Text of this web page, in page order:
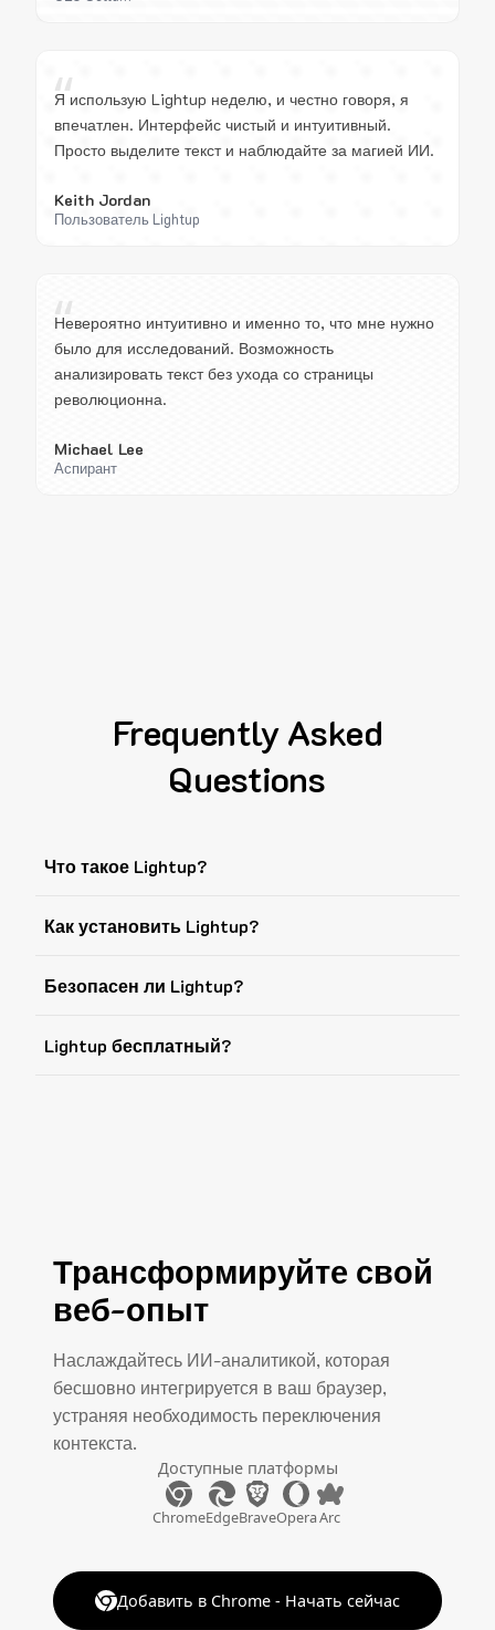
“
Я использую Lightup неделю, и честно говоря, я
впечатлен. Интерфейс чистый и интуитивный.
Просто выделите текст и наблюдайте за магией ИИ.
Keith Jordan
Пользователь Lightup
“
Невероятно интуитивно и именно то, что мне нужно
было для исследований. Возможность
анализировать текст без ухода со страницы
революционна.
Michael Lee
Аспирант
Frequently Asked
Questions
Что такое Lightup?
Как установить Lightup?
Безопасен ли Lightup?
Lightup бесплатный?
Трансформируйте свой
веб-опыт
Наслаждайтесь ИИ-аналитикой, которая
бесшовно интегрируется в ваш браузер,
устраняя необходимость переключения
контекста.
Доступные платформы
ChromeEdgeBraveOperaArc
Добавить в Chrome - Начать сейчас